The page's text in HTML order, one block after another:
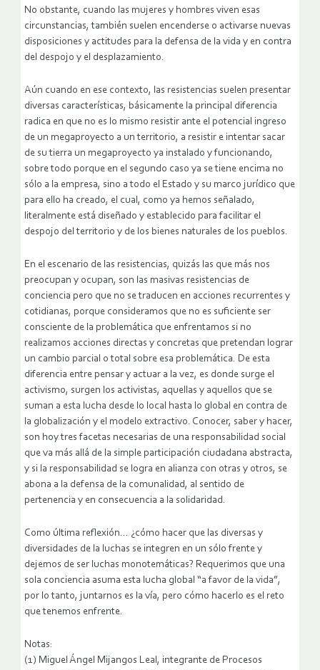
No obstante, cuando las mujeres y hombres viven esas
circunstancias, también suelen encenderse o activarse nuevas
disposiciones y actitudes para la defensa de la vida y en contra
del despojo y el desplazamiento.
Aún cuando en ese contexto, las resistencias suelen presentar
diversas características, básicamente la principal diferencia
radica en que no es lo mismo resistir ante el potencial ingreso
de un megaproyecto a un territorio, a resistir e intentar sacar
de su tierra un megaproyecto ya instalado y funcionando,
sobre todo porque en el segundo caso ya se tiene encima no
sólo a la empresa, sino a todo el Estado y su marco jurídico que
para ello ha creado, el cual, como ya hemos señalado,
literalmente está diseñado y establecido para facilitar el
despojo del territorio y de los bienes naturales de los pueblos.
En el escenario de las resistencias, quizás las que más nos
preocupan y ocupan, son las masivas resistencias de
conciencia pero que no se traducen en acciones recurrentes y
cotidianas, porque consideramos que no es suficiente ser
consciente de la problemática que enfrentamos si no
realizamos acciones directas y concretas que pretendan lograr
un cambio parcial o total sobre esa problemática. De esta
diferencia entre pensar y actuar a la vez, es donde surge el
activismo, surgen los activistas, aquellas y aquellos que se
suman a esta lucha desde lo local hasta lo global en contra de
la globalización y el modelo extractivo. Conocer, saber y hacer,
son hoy tres facetas necesarias de una responsabilidad social
que va más allá de la simple participación ciudadana abstracta,
y si la responsabilidad se logra en alianza con otras y otros, se
abona a la defensa de la comunalidad, al sentido de
pertenencia y en consecuencia a la solidaridad.
Como última reflexión… ¿cómo hacer que las diversas y
diversidades de la luchas se integren en un sólo frente y
dejemos de ser luchas monotemáticas? Requerimos que una
sola conciencia asuma esta lucha global “a favor de la vida”,
por lo tanto, juntarnos es la vía, pero cómo hacerlo es el reto
que tenemos enfrente.
Notas:
(1) Miguel Ángel Mijangos Leal, integrante de Procesos